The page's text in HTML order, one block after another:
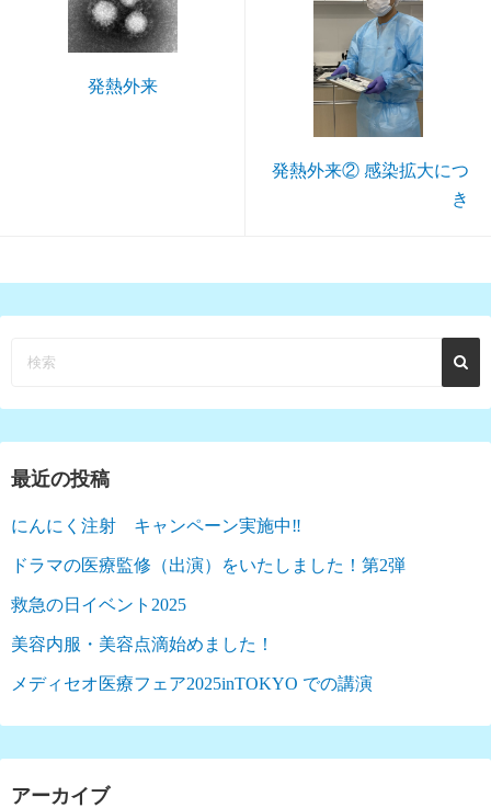
発熱外来
発熱外来② 感染拡大につ
き
最近の投稿
にんにく注射 キャンペーン実施中‼︎
ドラマの医療監修（出演）をいたしました！第2弾
救急の日イベント2025
美容内服・美容点滴始めました！
メディセオ医療フェア2025inTOKYO での講演
アーカイブ